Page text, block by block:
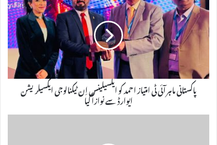
پاکستانی ماہر آئی ٹی امتیاز احمد کو ایکسیلینس اِن ٹیکنالوجی ایکسیلریشن
ایوارڈ سے نوازا گیا